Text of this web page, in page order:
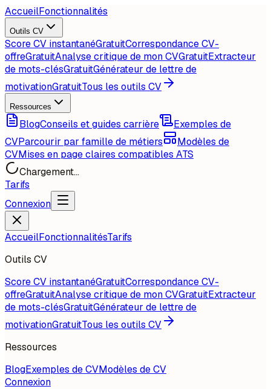
AccueilFonctionnalités
Outils CV
Score CV instantanéGratuitCorrespondance CV-
offreGratuitAnalyse critique de mon CVGratuitExtracteur
de mots-clésGratuitGénérateur de lettre de
motivationGratuitTous les outils CV
Ressources
BlogConseils et guides carrière
Exemples de
CVParcourir par famille de métiers
Modèles de
CVMises en page claires compatibles ATS
Chargement...
Tarifs
Connexion
AccueilFonctionnalitésTarifs
Outils CV
Score CV instantanéGratuitCorrespondance CV-
offreGratuitAnalyse critique de mon CVGratuitExtracteur
de mots-clésGratuitGénérateur de lettre de
motivationGratuitTous les outils CV
Ressources
BlogExemples de CVModèles de CV
Connexion